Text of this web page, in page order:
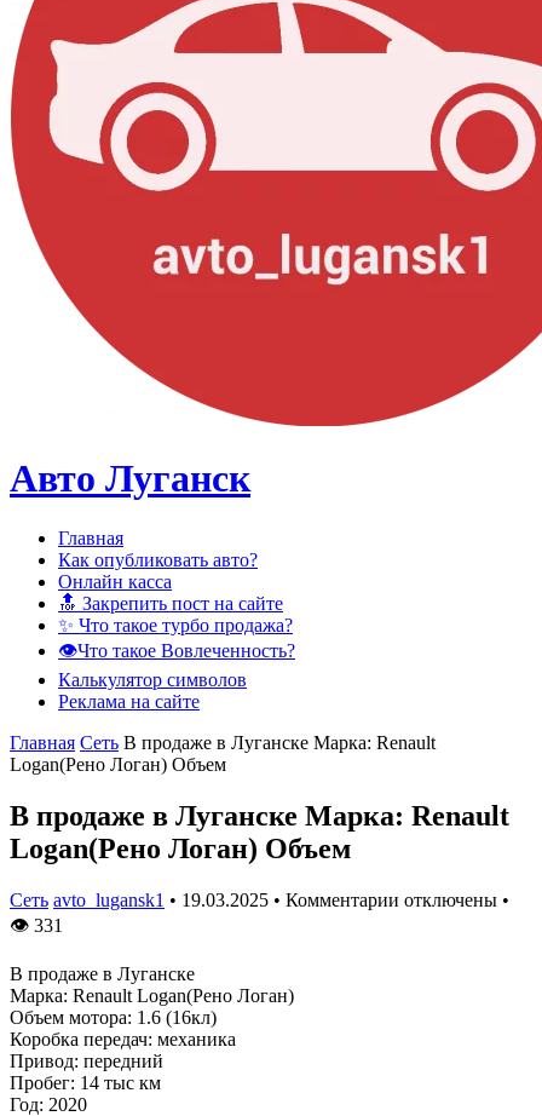
Авто Луганск
Главная
Как опубликовать авто?
Онлайн касса
🔝 Закрепить пост на сайте
✨ Что такое турбо продажа?
👁️Что такое Вовлеченность?
Калькулятор символов
Реклама на сайте
Главная Сеть В продаже в Луганске Марка: Renault
Logan(Рено Логан) Объем
В продаже в Луганске Марка: Renault
Logan(Рено Логан) Объем
Сеть avto_lugansk1 • 19.03.2025 • Комментарии отключены •
👁 331
В продаже в Луганске
Марка: Renault Logan(Рено Логан)
Объем мотора: 1.6 (16кл)
Коробка передач: механика
Привод: передний
Пробег: 14 тыс км
Год: 2020